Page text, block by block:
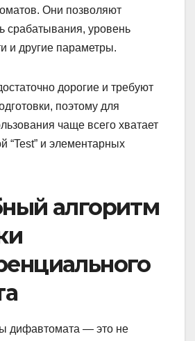
Они позволяют
срабатывания, уровень
и другие параметры.
дорогие и требуют
поэтому для
чаще всего хватает
“Test” и элементарных
алгоритм
дифавтомата — это не